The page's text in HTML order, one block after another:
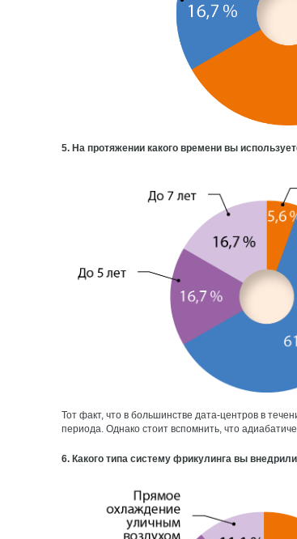
5. На протяжении какого времени вы
Тот факт, что в большинстве дата-центров в
периода. Однако стоит вспомнить, что
6. Какого типа систему фрикулинга вы